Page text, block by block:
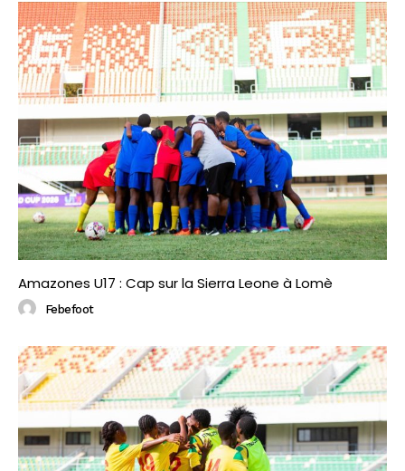
Amazones U17 : Cap sur la Sierra Leone à Lomè
Febefoot